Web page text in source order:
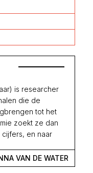
is researcher
die de
tot het
zoekt ze dan
en naar
VAN DE WATER